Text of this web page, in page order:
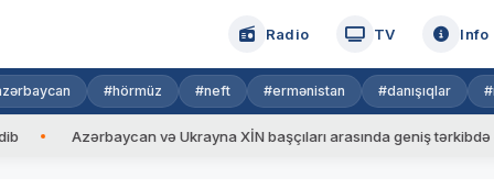
Radio TV Info
#hörmüz #neft #ermənistan #danışıqlar
Azərbaycan və Ukrayna XİN başçıları arasında geniş tərkibdə görüş